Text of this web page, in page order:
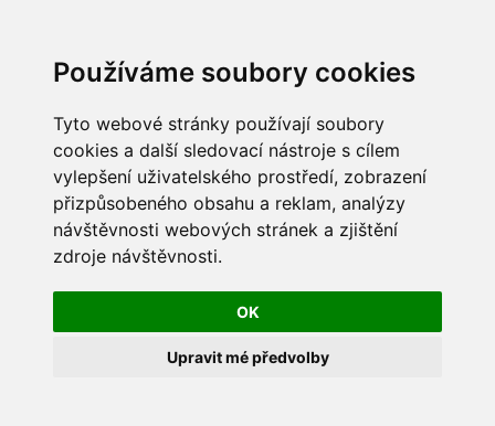
Používáme soubory cookies
Tyto webové stránky používají soubory
cookies a další sledovací nástroje s cílem
vylepšení uživatelského prostředí, zobrazení
přizpůsobeného obsahu a reklam, analýzy
návštěvnosti webových stránek a zjištění
zdroje návštěvnosti.
OK
Upravit mé předvolby